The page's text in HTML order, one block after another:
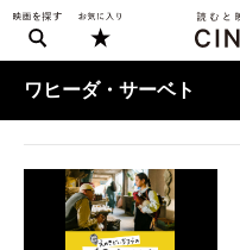
ワヒーダ・サーベト